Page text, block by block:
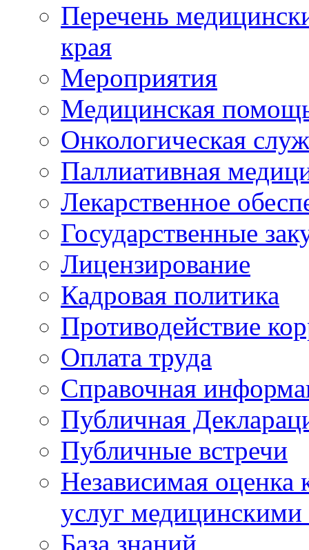
Перечень
края
Мероприятия
Медицинская
Онкологическая
Паллиативная
Лекарственное
Государственные
Лицензирование
Кадровая политика
Противодействие
Оплата труда
Справочная
Публичная
Публичные встречи
Независимая оценка
услуг
База знаний